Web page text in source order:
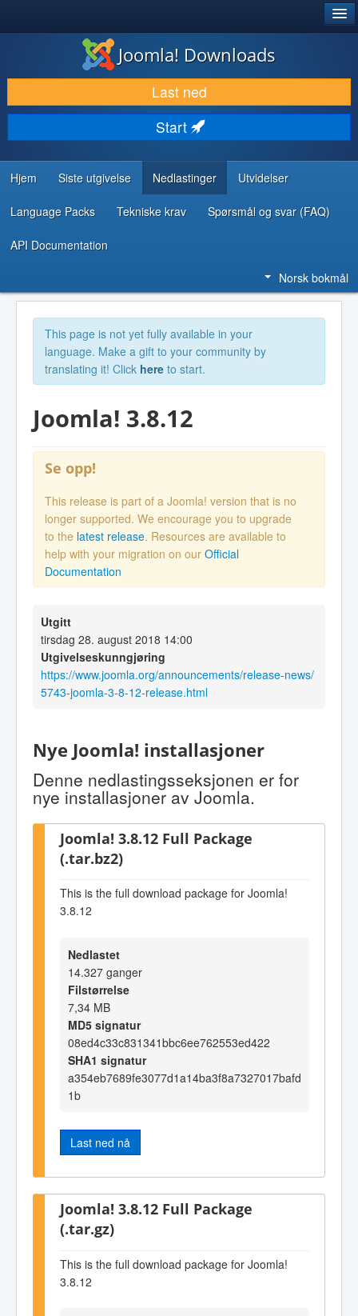
LAST NED & UTVID
OPPDAG & LÆR
SAMFUNN & BRUKERSTØTTE
UTVIKLINGSRESSURSER
Joomla! Downloads
Last ned
Start
Hjem Siste utgivelse Nedlastinger Utvidelser
Language Packs Tekniske krav Spørsmål og svar (FAQ)
API Documentation
Norsk bokmål
This page is not yet fully available in your
language. Make a gift to your community by
translating it! Click here to start.
Joomla! 3.8.12
Se opp!
This release is part of a Joomla! version that is no
longer supported. We encourage you to upgrade
to the latest release. Resources are available to
help with your migration on our Official
Documentation
Utgitt
tirsdag 28. august 2018 14:00
Utgivelseskunngjøring
https://www.joomla.org/announcements/release-news/
5743-joomla-3-8-12-release.html
Nye Joomla! installasjoner
Denne nedlastingsseksjonen er for
nye installasjoner av Joomla.
Joomla! 3.8.12 Full Package
(.tar.bz2)
This is the full download package for Joomla!
3.8.12
Nedlastet
14.327 ganger
Filstørrelse
7,34 MB
MD5 signatur
08ed4c33c831341bbc6ee762553ed422
SHA1 signatur
a354eb7689fe3077d1a14ba3f8a7327017bafd
1b
Last ned nå
Joomla! 3.8.12 Full Package
(.tar.gz)
This is the full download package for Joomla!
3.8.12